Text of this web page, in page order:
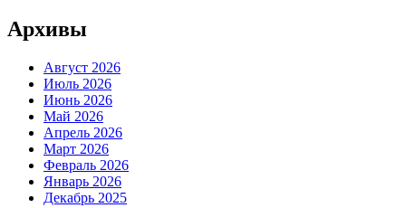
Архивы
Август 2026
Июль 2026
Июнь 2026
Май 2026
Апрель 2026
Март 2026
Февраль 2026
Январь 2026
Декабрь 2025